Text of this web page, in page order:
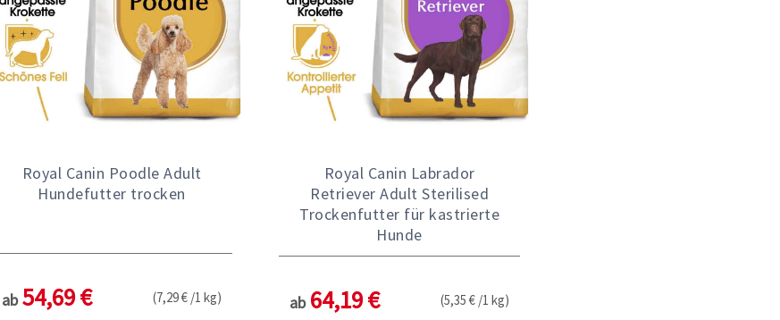
Royal Canin Poodle Adult
Hundefutter trocken
ab 54,69 € (7,29 € /1 kg)
Royal Canin Labrador
Retriever Adult Sterilised
Trockenfutter für kastrierte
Hunde
ab 64,19 € (5,35 € /1 kg)